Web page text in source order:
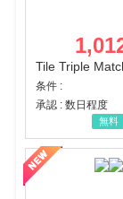
条件 :
承認 : 数日程度
無料